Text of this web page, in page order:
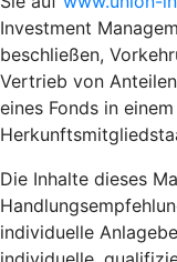
Investment
beschließen,
Vertrieb von
eines Fonds in
Die Inhalte dieses
individuelle